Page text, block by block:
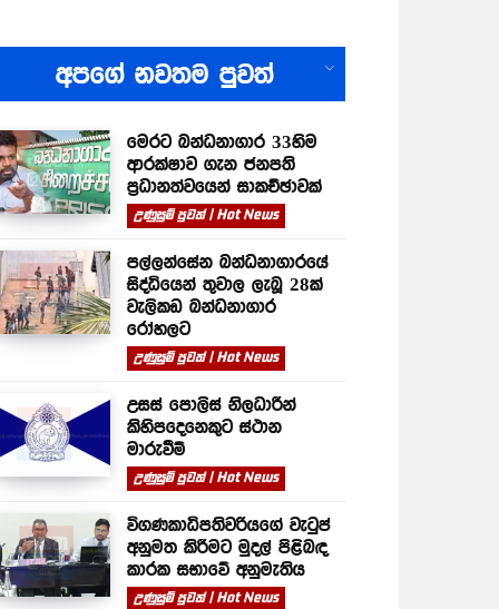
අපගේ නවතම පුවත්
මෙරට බන්ධනාගාර 33හිම
ආරක්ෂාව ගැන ජනපති
ප්‍රධානත්වයෙන් සාකච්ඡාවක්
උණුසුම් පුවත් | Hot News
පල්ලන්සේන බන්ධනාගාරයේ
සිද්ධියෙන් තුවාල ලැබූ 28ක්
වැලිකඩ බන්ධනාගාර
රෝහලට
උණුසුම් පුවත් | Hot News
උසස් පොලිස් නිලධාරීන්
කිහිපදෙනෙකුට ස්ථාන
මාරුවීම්
උණුසුම් පුවත් | Hot News
විගණකාධිපතිවරියගේ වැටුප්
අනුමත කිරීමට මුදල් පිළිබඳ
කාරක සභාවේ අනුමැතිය
උණුසුම් පුවත් | Hot News